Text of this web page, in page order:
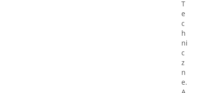
T
e
c
h
ni
c
z
n
e.